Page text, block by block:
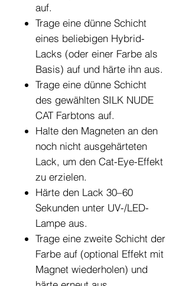
auf.
Trage eine dünne Schicht
eines beliebigen Hybrid-
Lacks (oder einer Farbe als
Basis) auf und härte ihn aus.
Trage eine dünne Schicht
des gewählten SILK NUDE
CAT Farbtons auf.
Halte den Magneten an den
noch nicht ausgehärteten
Lack, um den Cat-Eye-Effekt
zu erzielen.
Härte den Lack 30–60
Sekunden unter UV-/LED-
Lampe aus.
Trage eine zweite Schicht der
Farbe auf (optional Effekt mit
Magnet wiederholen) und